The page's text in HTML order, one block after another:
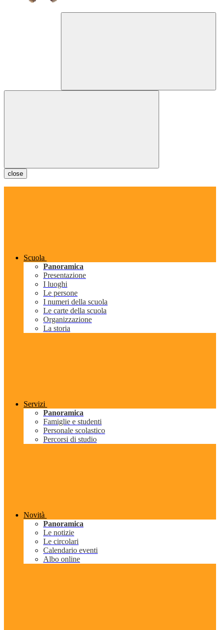
close
Scuola
Panoramica
Presentazione
I luoghi
Le persone
I numeri della scuola
Le carte della scuola
Organizzazione
La storia
Servizi
Panoramica
Famiglie e studenti
Personale scolastico
Percorsi di studio
Novità
Panoramica
Le notizie
Le circolari
Calendario eventi
Albo online